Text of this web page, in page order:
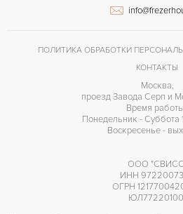
ПОЛИТИКА ОБРАБОТКИ
КОНТАКТЫ
Москва,
проезд Завода Серп и
Время
Понедельник - Суббота
Воскресенье -
ООО
ИНН
ОГРН